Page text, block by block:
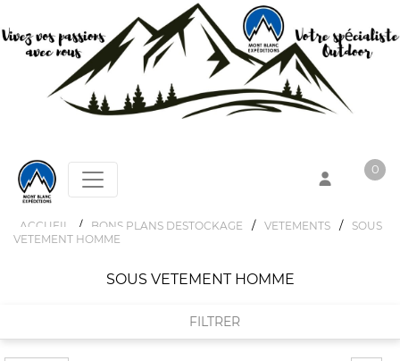
0
ACCUEIL / BONS PLANS DESTOCKAGE / VETEMENTS /
SOUS
VETEMENT HOMME
SOUS VETEMENT HOMME
FILTRER